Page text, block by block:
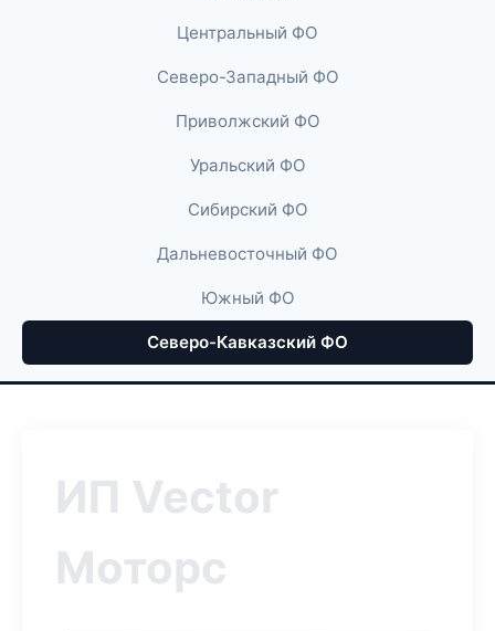
Центральный ФО
Северо-Западный ФО
Приволжский ФО
Уральский ФО
Сибирский ФО
Дальневосточный ФО
Южный ФО
Северо-Кавказский ФО
ИП Vector
Моторс